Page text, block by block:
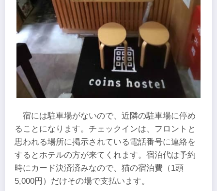
宿には駐車場がないので、近隣の駐車場に停め
ることになります。チェックインは、フロントと
思われる場所に掲示されている電話番号に連絡を
するとホテルの方が来てくれます。宿泊代は予約
時にカード決済済みなので、猫の宿泊費（1頭
5,000円）だけその場で支払います。